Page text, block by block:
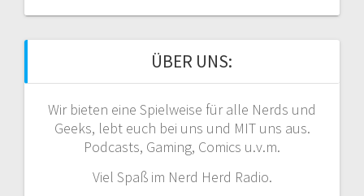
ÜBER UNS:
Wir bieten eine Spielweise für alle Nerds und
Geeks, lebt euch bei uns und MIT uns aus.
Podcasts, Gaming, Comics u.v.m.
Viel Spaß im Nerd Herd Radio.